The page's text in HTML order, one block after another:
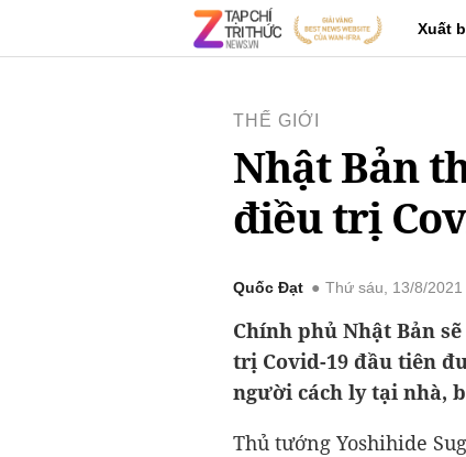
Xuất
THẾ GIỚI
Nhật Bản
điều trị
Quốc Đạt Thứ sáu, 13/8/
Chính phủ Nhật Bản
trị Covid-19 đầu tiên
người cách ly tại nhà,
Thủ tướng Yoshihide